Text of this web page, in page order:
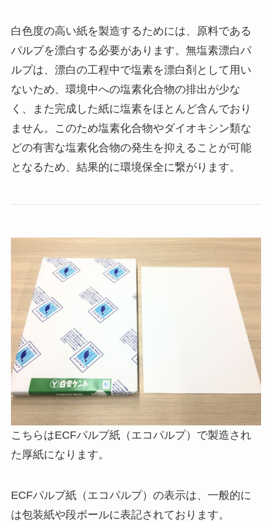
白色度の高い紙を製造するためには、原料である
パルプを漂白する必要があります。無塩素漂白パ
ルプは、漂白の工程中で塩素を漂白剤として用い
ないため、環境中への塩素化合物の排出が少な
く、また完成した紙に塩素をほとんど含んでおり
ません。このため塩素化合物やダイオキシン類な
どの有害な塩素化合物の発生を抑えることが可能
となるため、結果的に環境保全に繋がります。
こちらはECFパルプ紙（エコパルプ）で製造され
た厚紙になります。
ECFパルプ紙（エコパルプ）の表示は、一般的に
は包装紙や段ボールに表記されております。